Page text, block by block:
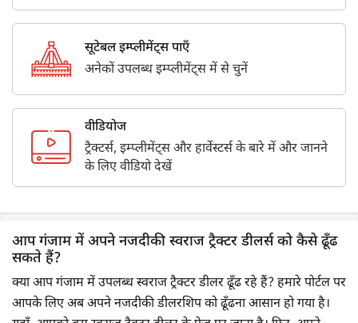
सूटेबल इम्प्लीमेंट्स पाएँ
अनेकों उपलब्ध इम्प्लीमेंट्स में से चुनें
वीडियोज
ट्रैक्टर्स, इम्प्लीमेंट्स और हार्वेस्टर्स के बारे में और जानने
के लिए वीडियो देखें
आप गंजाम में अपने नजदीकी स्वराज ट्रैक्टर डीलर्स को कैसे ढूँढ
सकते हैं?
क्या आप गंजाम में उपलब्ध स्वराज ट्रैक्टर डीलर ढूँढ रहे हैं? हमारे पोर्टल पर
आपके लिए अब अपने नजदीकी डीलरशिप को ढूँढना आसान हो गया है।